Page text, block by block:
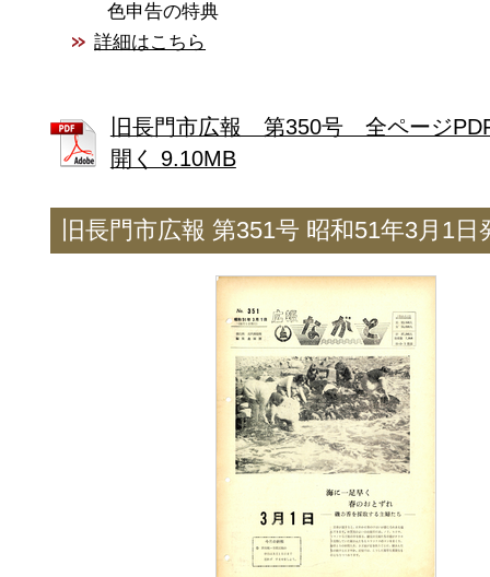
色申告の特典
詳細はこちら
旧長門市広報 第350号 全ページ
開く 9.10MB
旧長門市広報 第351号 昭和51年3月1日